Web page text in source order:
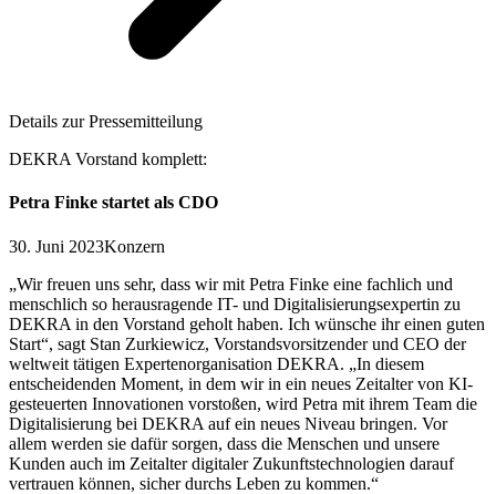
Details zur Pressemitteilung
DEKRA Vorstand komplett:
Petra Finke startet als CDO
30. Juni 2023Konzern
„Wir freuen uns sehr, dass wir mit Petra Finke eine fachlich und
menschlich so herausragende IT- und Digitalisierungsexpertin zu
DEKRA in den Vorstand geholt haben. Ich wünsche ihr einen guten
Start“, sagt Stan Zurkiewicz, Vorstandsvorsitzender und CEO der
weltweit tätigen Expertenorganisation DEKRA. „In diesem
entscheidenden Moment, in dem wir in ein neues Zeitalter von KI-
gesteuerten Innovationen vorstoßen, wird Petra mit ihrem Team die
Digitalisierung bei DEKRA auf ein neues Niveau bringen. Vor
allem werden sie dafür sorgen, dass die Menschen und unsere
Kunden auch im Zeitalter digitaler Zukunftstechnologien darauf
vertrauen können, sicher durchs Leben zu kommen.“